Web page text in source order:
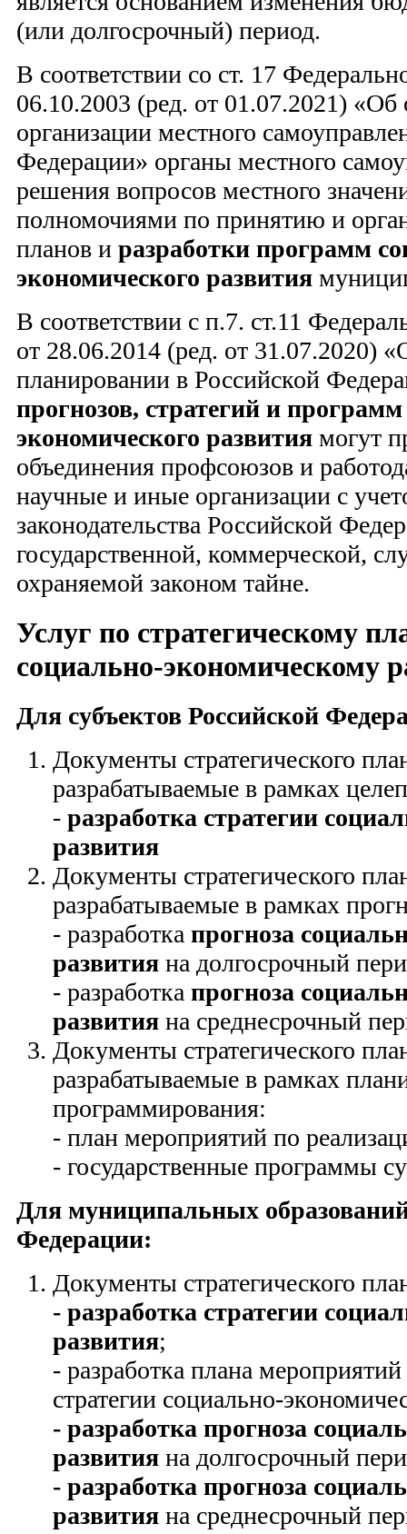
(или долгосрочный) период.
В соответствии со ст. 17
06.10.2003 (ред. от 01.07.2021)
организации местного
Федерации» органы местного
решения вопросов местного
полномочиями по принятию и
планов и разработки программ
экономического развития
В соответствии с п.7. ст.11
от 28.06.2014 (ред. от 31.07.2020)
планировании в Российской
прогнозов, стратегий и
экономического развития могут
объединения профсоюзов и
научные и иные организации с
законодательства Российской
государственной, коммерческой,
охраняемой законом тайне.
Услуг по стратегическому
социально-экономическому
Для субъектов Российской
Документы стратегического
разрабатываемые в рамках
- разработка стратегии
развития
Документы стратегического
разрабатываемые в рамках
- разработка прогноза
развития на долгосрочный
- разработка прогноза
развития на среднесрочный
Документы стратегического
разрабатываемые в рамках
программирования:
- план мероприятий по
- государственные программы
Для муниципальных
Федерации:
Документы стратегического
- разработка стратегии
развития;
- разработка плана
стратегии социально-
- разработка прогноза
развития на долгосрочный
- разработка прогноза
развития на среднесрочный